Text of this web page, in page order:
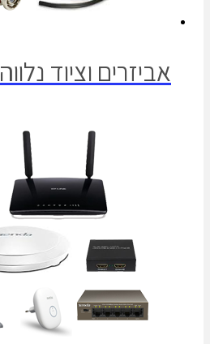
אביזרים וציוד נלווה